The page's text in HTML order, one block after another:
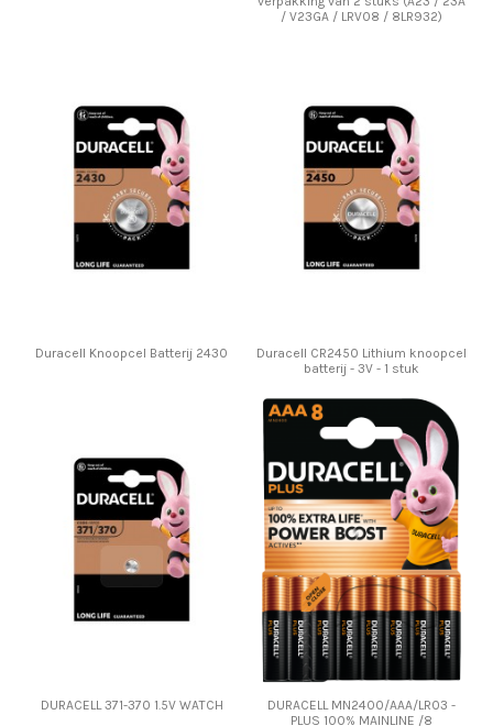
/ V23GA / LRV08 / 8LR932)
Duracell Knoopcel Batterij 2430
Duracell CR2450 Lithium knoopcel
batterij - 3V - 1 stuk
DURACELL 371-370 1.5V WATCH
DURACELL MN2400/AAA/LR03 -
PLUS 100% MAINLINE /8